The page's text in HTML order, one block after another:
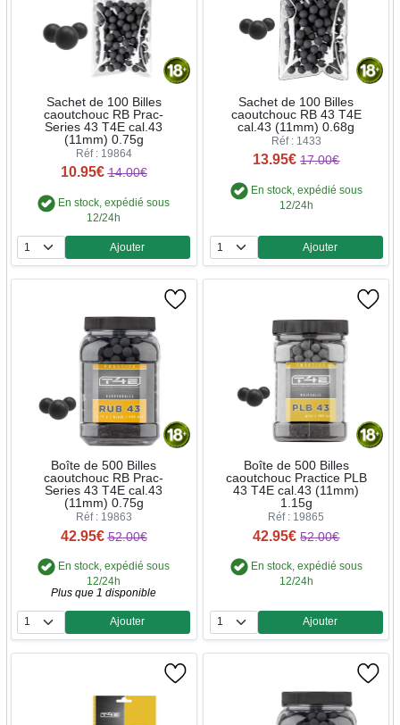
Sachet de 100 Billes
caoutchouc RB Prac-
Series 43 T4E cal.43
(11mm) 0.75g
Réf : 19864
10.95€ 14.00€
En stock, expédié sous
12/24h
Quantité
Ajouter
Sachet de 100 Billes
caoutchouc RB 43 T4E
cal.43 (11mm) 0.68g
Réf : 1433
13.95€ 17.00€
En stock, expédié sous
12/24h
Quantité
Ajouter
Boîte de 500 Billes
caoutchouc RB Prac-
Series 43 T4E cal.43
(11mm) 0.75g
Réf : 19863
42.95€ 52.00€
En stock, expédié sous
12/24h
Plus que 1 disponible
Quantité
Ajouter
Boîte de 500 Billes
caoutchouc Practice PLB
43 T4E cal.43 (11mm)
1.15g
Réf : 19865
42.95€ 52.00€
En stock, expédié sous
12/24h
Quantité
Ajouter